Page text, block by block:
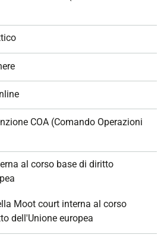
COA (Comando Operazioni
al corso base di diritto
Moot court interna al corso
dell'Unione europea